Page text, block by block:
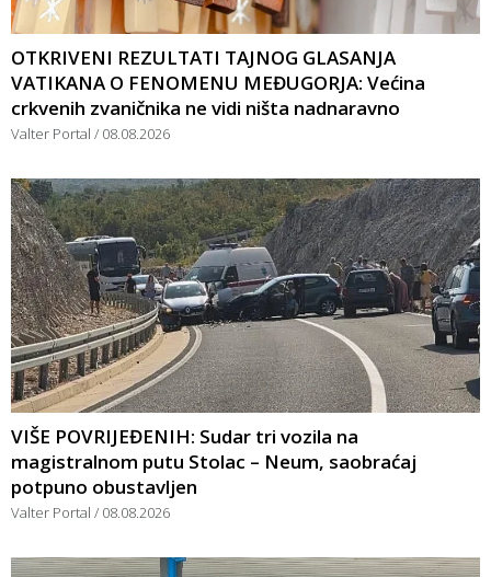
OTKRIVENI REZULTATI TAJNOG GLASANJA
VATIKANA O FENOMENU MEĐUGORJA: Većina
crkvenih zvaničnika ne vidi ništa nadnaravno
Valter Portal 08.08.2026
VIŠE POVRIJEĐENIH: Sudar tri vozila na
magistralnom putu Stolac – Neum, saobraćaj
potpuno obustavljen
Valter Portal 08.08.2026